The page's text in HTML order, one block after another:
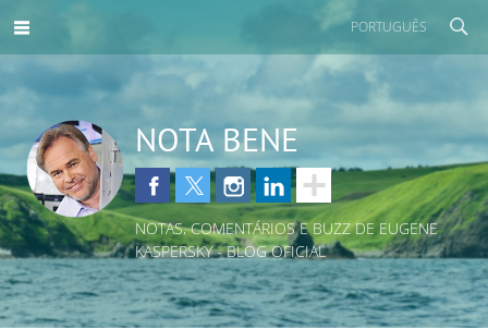
PORTUGUÊS
NOTA BENE
NOTAS, COMENTÁRIOS E BUZZ DE EUGENE
KASPERSKY - BLOG OFICIAL